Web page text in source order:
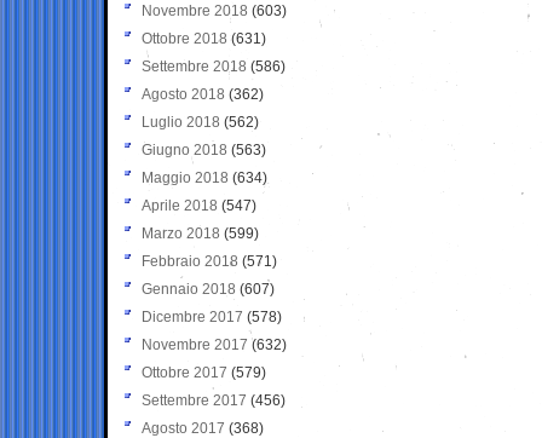
Novembre 2018 (603)
Ottobre 2018 (631)
Settembre 2018 (586)
Agosto 2018 (362)
Luglio 2018 (562)
Giugno 2018 (563)
Maggio 2018 (634)
Aprile 2018 (547)
Marzo 2018 (599)
Febbraio 2018 (571)
Gennaio 2018 (607)
Dicembre 2017 (578)
Novembre 2017 (632)
Ottobre 2017 (579)
Settembre 2017 (456)
Agosto 2017 (368)